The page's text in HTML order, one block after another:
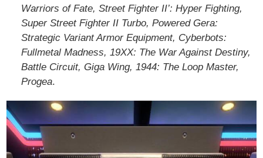
Warriors of Fate, Street Fighter II’: Hyper Fighting,
Super Street Fighter II Turbo, Powered Gera:
Strategic Variant Armor Equipment, Cyberbots:
Fullmetal Madness, 19XX: The War Against Destiny,
Battle Circuit, Giga Wing, 1944: The Loop Master,
Progea.